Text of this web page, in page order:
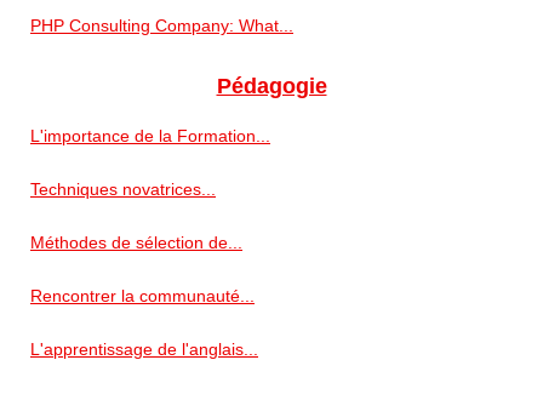
PHP Consulting Company: What...
Pédagogie
L'importance de la Formation...
Techniques novatrices...
Méthodes de sélection de...
Rencontrer la communauté...
L'apprentissage de l'anglais...